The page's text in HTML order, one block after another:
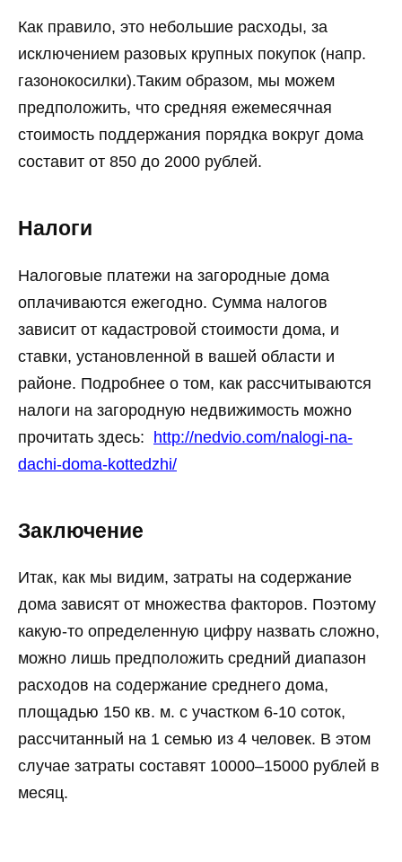
Как правило, это небольшие расходы, за
исключением разовых крупных покупок (напр.
газонокосилки).Таким образом, мы можем
предположить, что средняя ежемесячная
стоимость поддержания порядка вокруг дома
составит от 850 до 2000 рублей.
Налоги
Налоговые платежи на загородные дома
оплачиваются ежегодно. Сумма налогов
зависит от кадастровой стоимости дома, и
ставки, установленной в вашей области и
районе. Подробнее о том, как рассчитываются
налоги на загородную недвижимость можно
прочитать здесь: http://nedvio.com/nalogi-na-
dachi-doma-kottedzhi/
Заключение
Итак, как мы видим, затраты на содержание
дома зависят от множества факторов. Поэтому
какую-то определенную цифру назвать сложно,
можно лишь предположить средний диапазон
расходов на содержание среднего дома,
площадью 150 кв. м. с участком 6-10 соток,
рассчитанный на 1 семью из 4 человек. В этом
случае затраты составят 10000–15000 рублей в
месяц.